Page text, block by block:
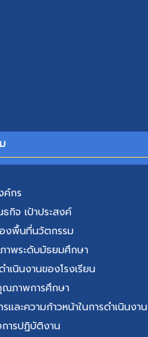
ค์กร​
กิจ เป้าประสงค์
องพื้นที่นวัตกรรม
า​พระดับ​มัธยม​ศึกษา
เนินงานของโรงเรียน
ภาพการศึกษา
และความก้าวหน้าในการดำเนินงาน
ารปฏิบัติงาน